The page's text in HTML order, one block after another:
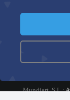
Tel. y Fax.:
Mundiart, S.L :